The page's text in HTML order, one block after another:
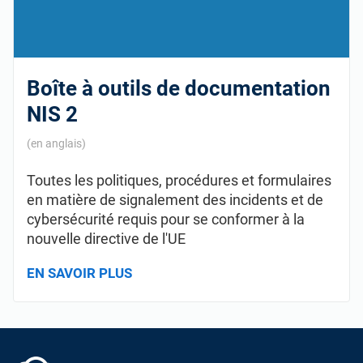
Boîte à outils de documentation
NIS 2
(en anglais)
Toutes les politiques, procédures et formulaires
en matière de signalement des incidents et de
cybersécurité requis pour se conformer à la
nouvelle directive de l'UE
EN SAVOIR PLUS